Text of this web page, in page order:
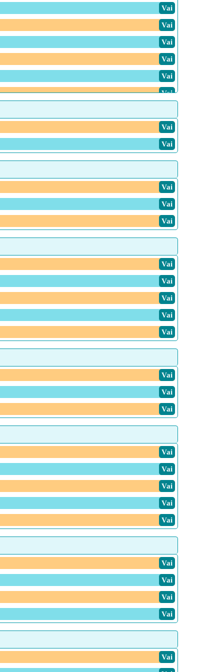
Vai
Vai
Vai
Vai
Vai
Vai
Vai
Vai
Vai
Vai
Vai
Vai
Vai
Vai
Vai
Vai
Vai
Vai
Vai
Vai
Vai
Vai
Vai
Vai
Vai
Vai
Vai
Vai
Vai
Vai
Vai
Vai
Vai
Vai